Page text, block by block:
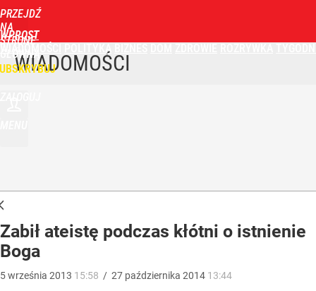
PRZEJDŹ
NA
STRONĘ
GŁÓWNĄ
WPROST
POLITYKA
WIADOMOŚCI
Zabił ateistę podczas kłótni o istnienie
Boga
5września 2013 15:58 / 27 października 2014 13:44